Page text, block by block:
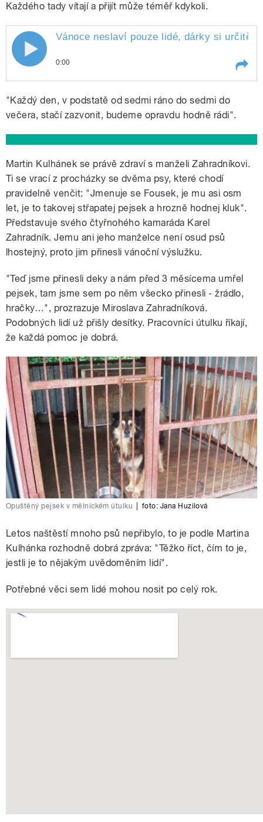
Každého tady vítají a přijít může téměř kdykoli.
Vánoce neslaví pouze lidé, dárky si
určitě zaslouží i zvířata
pause
Vánoce neslaví pouze lidé, dárky si určitě
0:00
určitě zaslouží
zvířata
"Každý den, v podstatě od sedmi ráno do sedmi do
večera, stačí zazvonit, budeme opravdu hodně rádi".
Martin Kulhánek se právě zdraví s manželi Zahradníkovi.
Ti se vrací z procházky se dvěma psy, které chodí
pravidelně venčit: "Jmenuje se Fousek, je mu asi osm
let, je to takovej střapatej pejsek a hrozně hodnej kluk".
Představuje svého čtyřnohého kamaráda Karel
Zahradník. Jemu ani jeho manželce není osud psů
lhostejný, proto jim přinesli vánoční výslužku.
"Teď jsme přinesli deky a nám před 3 měsícema umřel
pejsek, tam jsme sem po něm všecko přinesli - žrádlo,
hračky…", prozrazuje Miroslava Zahradníková.
Podobných lidí už přišly desítky. Pracovníci útulku říkají,
že každá pomoc je dobrá.
Opuštěný pejsek v mělnickém útulku foto: Jana Huzilová
Letos naštěstí mnoho psů nepřibylo, to je podle Martina
Kulhánka rozhodně dobrá zpráva: "Těžko říct, čím to je,
jestli je to nějakým uvědoměním lidí".
Potřebné věci sem lidé mohou nosit po celý rok.